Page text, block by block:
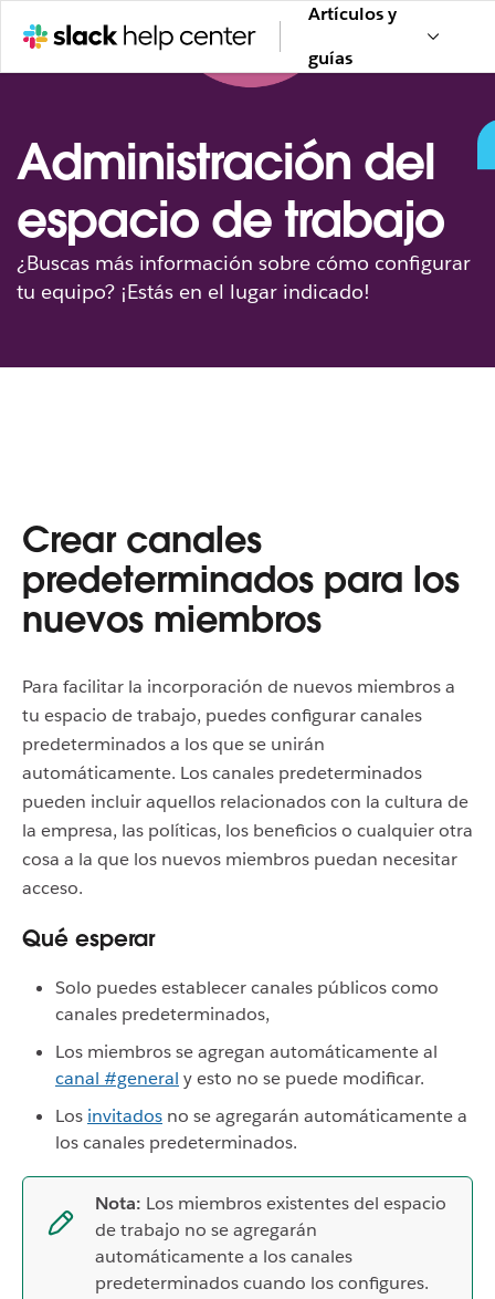
Artículos y
guías
Administración del
espacio de trabajo
¿Buscas más información sobre cómo configurar
tu equipo? ¡Estás en el lugar indicado!
Crear canales
predeterminados para los
nuevos miembros
Para facilitar la incorporación de nuevos miembros a
tu espacio de trabajo, puedes configurar canales
predeterminados a los que se unirán
automáticamente. Los canales predeterminados
pueden incluir aquellos relacionados con la cultura de
la empresa, las políticas, los beneficios o cualquier otra
cosa a la que los nuevos miembros puedan necesitar
acceso.
Qué esperar
Solo puedes establecer canales públicos como
canales predeterminados,
Los miembros se agregan automáticamente al
canal #general y esto no se puede modificar.
Los invitados no se agregarán automáticamente a
los canales predeterminados.
Nota: Los miembros existentes del espacio
de trabajo no se agregarán
automáticamentea los canales
predeterminados cuando los configures.